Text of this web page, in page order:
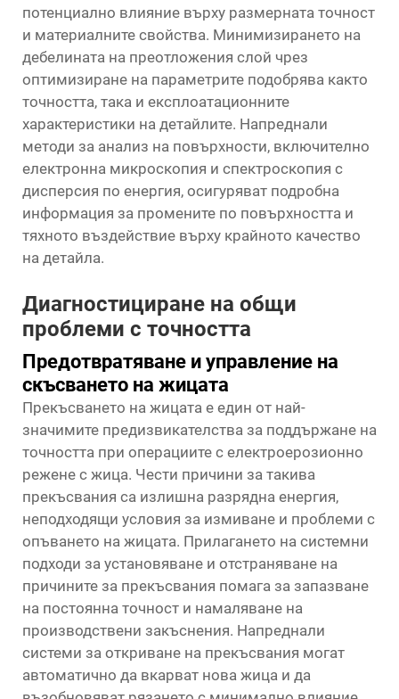
потенциално влияние върху размерната точност
и материалните свойства. Минимизирането на
дебелината на преотложения слой чрез
оптимизиране на параметрите подобрява както
точността, така и експлоатационните
характеристики на детайлите. Напреднали
методи за анализ на повърхности, включително
електронна микроскопия и спектроскопия с
дисперсия по енергия, осигуряват подробна
информация за промените по повърхността и
тяхното въздействие върху крайното качество
на детайла.
Диагностициране на общи
проблеми с точността
Предотвратяване и управление на
скъсването на жицата
Прекъсването на жицата е един от най-
значимите предизвикателства за поддържане на
точността при операциите с електроерозионно
режене с жица. Чести причини за такива
прекъсвания са излишна разрядна енергия,
неподходящи условия за измиване и проблеми с
опъването на жицата. Прилагането на системни
подходи за установяване и отстраняване на
причините за прекъсвания помага за запазване
на постоянна точност и намаляване на
производствени закъснения. Напреднали
системи за откриване на прекъсвания могат
автоматично да вкарват нова жица и да